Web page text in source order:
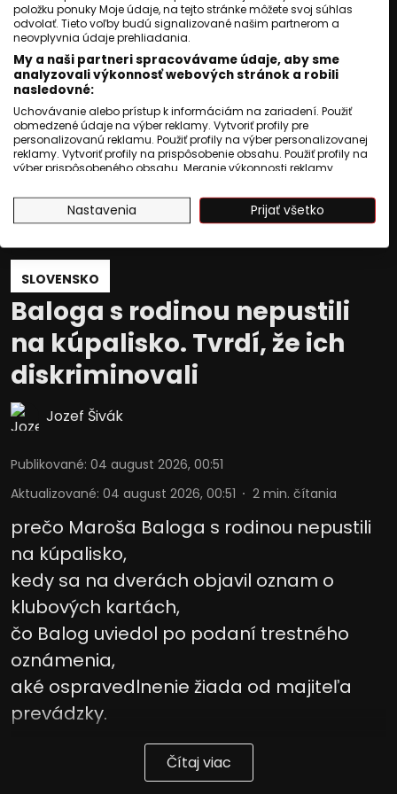
SLOVENSKO
Baloga s rodinou nepustili
na kúpalisko. Tvrdí, že ich
diskriminovali
Jozef Šivák
Publikované: 04 august 2026, 00:51
Aktualizované: 04 august 2026, 00:51 2 min. čítania
prečo Maroša Baloga s rodinou nepustili
na kúpalisko,
kedy sa na dverách objavil oznam o
klubových kartách,
čo Balog uviedol po podaní trestného
oznámenia,
aké ospravedlnenie žiada od majiteľa
prevádzky.
Čítaj viac
položku ponuky Moje údaje, na tejto stránke môžete svoj súhlas
odvolať. Tieto voľby budú signalizované našim partnerom a
neovplyvnia údaje prehliadania.
My a naši partneri spracovávame údaje, aby sme
analyzovali výkonnosť webových stránok a robili
nasledovné:
Uchovávanie alebo prístup k informáciám na zariadení. Použiť
obmedzené údaje na výber reklamy. Vytvoriť profily pre
personalizovanú reklamu. Použiť profily na výber personalizovanej
reklamy. Vytvoriť profily na prispôsobenie obsahu. Použiť profily na
výber prispôsobeného obsahu. Meranie výkonnosti reklamy.
štatistík alebo spájania údajov z rôznych zdrojov. Vývoj a
zlepšovanie služieb. Použitie obmedzených údajov na výber
obsahu.
USA.
Váš súhlas a zásady používania cookie sa vzťahujú výlučne na
túto webovú stránku/aplikáciu.
Zobraziť zoznam partnerov (1009 predajcovia IAB)
Vaše údaje používame na nasledujúce účely:
Účely spracovania IAB:
Uchovávanie alebo prístup k
Použiť obmedzené údaje na výber
Vytvoriť profily pre personalizovanú
reklamu
Použiť profily na výber personalizovanej
reklamy
Vytvoriť profily na prispôsobenie
obsahu
Použiť profily na výber prispôsobeného
obsahu
Meranie výkonnosti reklamy
Meranie výkonnosti obsahu
Pochopiť cieľové skupiny na základe
štatistík alebo spájania údajov z
Nastavenia Prijať všetko